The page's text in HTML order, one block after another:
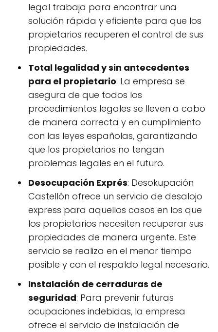
legal trabaja para encontrar una
solución rápida y eficiente para que los
propietarios recuperen el control de sus
propiedades.
Total legalidad y sin antecedentes
para el propietario: La empresa se
asegura de que todos los
procedimientos legales se lleven a cabo
de manera correcta y en cumplimiento
con las leyes españolas, garantizando
que los propietarios no tengan
problemas legales en el futuro.
Desocupación Exprés: Desokupación
Castellón ofrece un servicio de desalojo
express para aquellos casos en los que
los propietarios necesiten recuperar sus
propiedades de manera urgente. Este
servicio se realiza en el menor tiempo
posible y con el respaldo legal necesario.
Instalación de cerraduras de
seguridad: Para prevenir futuras
ocupaciones indebidas, la empresa
ofrece el servicio de instalación de